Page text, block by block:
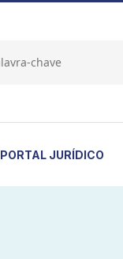
PORTAL JURÍDICO